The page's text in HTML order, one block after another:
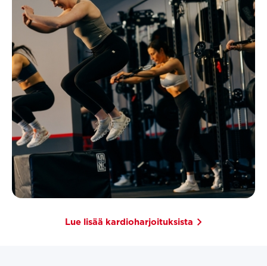
Lue lisää kardioharjoituksista